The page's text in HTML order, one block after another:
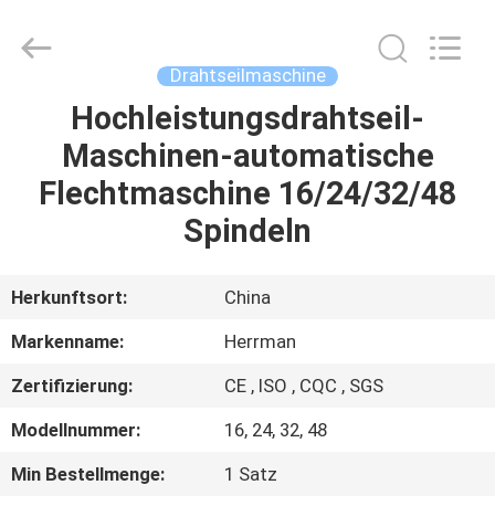
HAUS
PRODUKTE
UNS
AUSFLUG
QUALITÄTSKONTROLLE
Reserved.
Developed
Drahtseilmaschine
Hochleistungsdrahtseil-
Maschinen-automatische
Flechtmaschine 16/24/32/48
Spindeln
Herkunftsort:
China
Markenname:
Herrman
Zertifizierung:
CE , ISO , CQC , SGS
Modellnummer:
16, 24, 32, 48
Min Bestellmenge:
1 Satz